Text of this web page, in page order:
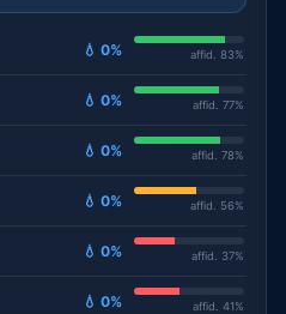
💧 0% affid. 83%
💧 0% affid. 77%
💧 0% affid. 78%
💧 0% affid. 56%
💧 0% affid. 37%
💧 0% affid. 41%